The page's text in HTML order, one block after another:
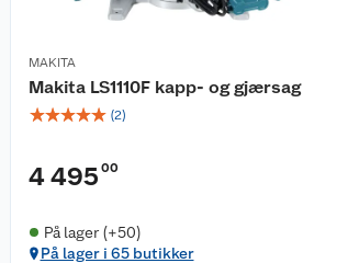
MAKITA
Makita LS1110F kapp- og gjærsag
☆☆☆☆☆ (2)
4 495 00
På lager (+50)
På lager i 65 butikker